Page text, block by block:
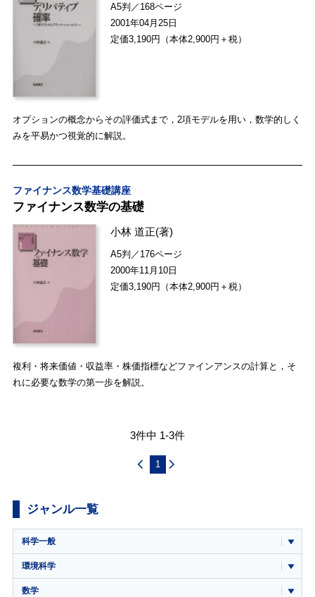
A5判／168ページ
2001年04月25日
定価3,190円（本体2,900円＋税）
オプションの概念からその評価式まで，2項モデルを用い，数学的しく
みを平易かつ視覚的に解説。
ファイナンス数学基礎講座
ファイナンス数学の基礎
小林 道正(著)
A5判／176ページ
2000年11月10日
定価3,190円（本体2,900円＋税）
複利・将来価値・収益率・株価指標などファインアンスの計算と，そ
れに必要な数学の第一歩を解説。
3件中 1-3件
1
ジャンル一覧
科学一般
環境科学
数学